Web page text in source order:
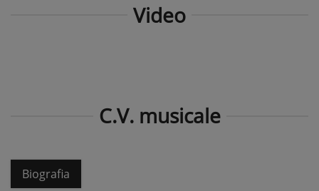
Video
C.V. musicale
Biografia